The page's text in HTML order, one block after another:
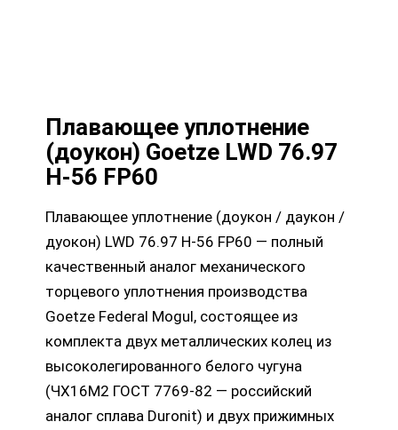
Плавающее уплотнение
(доукон) Goetze LWD 76.97
H-56 FP60
Плавающее уплотнение (доукон / даукон /
дуокон) LWD 76.97 H-56 FP60 — полный
качественный аналог механического
торцевого уплотнения производства
Goetze Federal Mogul, состоящее из
комплекта двух металлических колец из
высоколегированного белого чугуна
(ЧХ16М2 ГОСТ 7769-82 — российский
аналог сплава Duronit) и двух прижимных